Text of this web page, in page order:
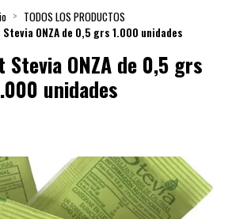
TODOS LOS PRODUCTOS
ONZA de 0,5 grs 1.000 unidades
Stevia ONZA de 0,5 grs
unidades